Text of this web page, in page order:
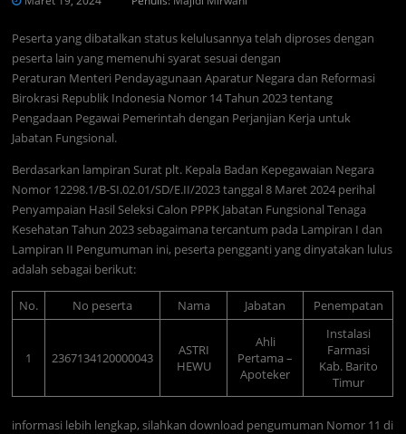
Peserta yang dibatalkan status kelulusannya telah diproses dengan
peserta lain yang memenuhi syarat sesuai dengan
Peraturan Menteri Pendayagunaan Aparatur Negara dan Reformasi
Birokrasi Republik Indonesia Nomor 14 Tahun 2023 tentang
Pengadaan Pegawai Pemerintah dengan Perjanjian Kerja untuk
Jabatan Fungsional.
Berdasarkan lampiran Surat plt. Kepala Badan Kepegawaian Negara
Nomor 12298.1/B-SI.02.01/SD/E.II/2023 tanggal 8 Maret 2024 perihal
Penyampaian Hasil Seleksi Calon PPPK Jabatan Fungsional Tenaga
Kesehatan Tahun 2023 sebagaimana tercantum pada Lampiran I dan
Lampiran II Pengumuman ini, peserta pengganti yang dinyatakan lulus
adalah sebagai berikut:
No. No peserta Nama Jabatan Penempatan
1 2367134120000043
ASTRI
HEWU
Ahli
Pertama –
Apoteker
Instalasi
Farmasi
Kab. Barito
Timur
informasi lebih lengkap, silahkan download pengumuman Nomor 11 di